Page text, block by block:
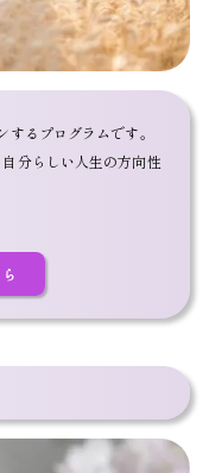
るプログラムです。
分らしい人生の方向性